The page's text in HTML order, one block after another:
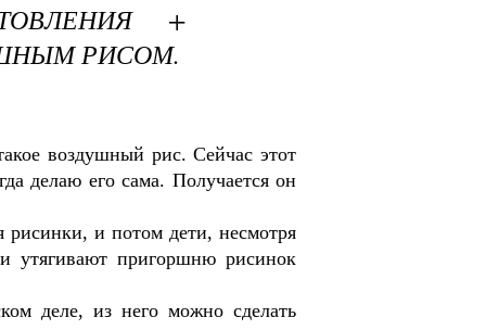
+
РИСОМ.
воздушный рис. Сейчас этот
делаю его сама. Получается он
и потом дети, несмотря
утягивают пригоршню рисинок
деле, из него можно сделать